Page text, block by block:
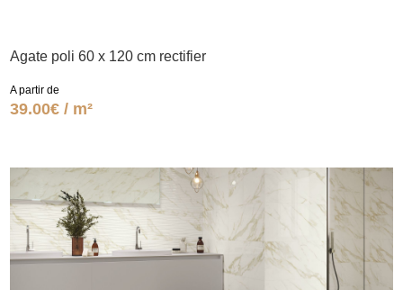
Agate poli 60 x 120 cm rectifier
A partir de
39.00€ / m²